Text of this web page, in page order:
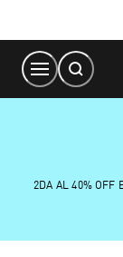
Content
2DA AL 40% OFF